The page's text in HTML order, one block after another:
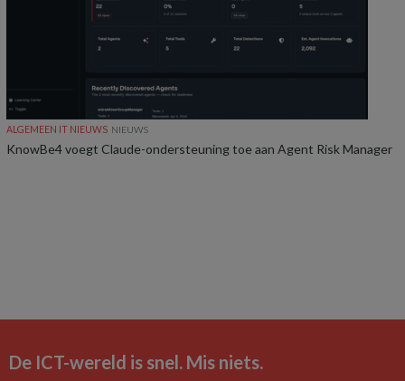
ALGEMEEN IT NIEUWS NIEUWS
KnowBe4 voegt Claude-ondersteuning toe aan Agent Risk Manager
De ICT-wereld is snel. Mis niets.